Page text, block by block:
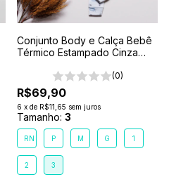
Conjunto Body e Calça Bebê
Térmico Estampado Cinza
(0)
R$69,90
6 x de R$11,65 sem juros
Tamanho: 3
RN P M G 1
2 3